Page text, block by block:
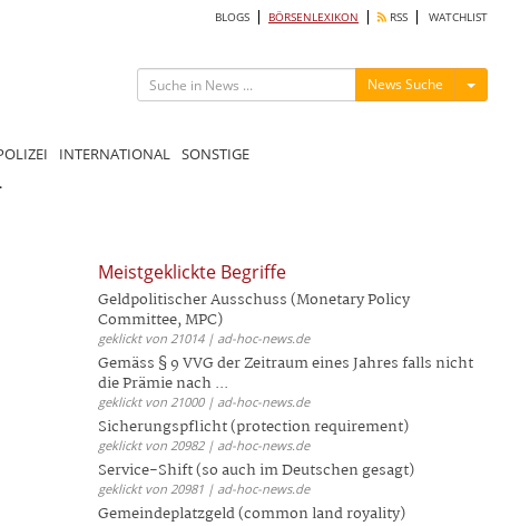
BLOGS BÖRSENLEXIKON RSS WATCHLIST
News Suche
INTERNATIONAL SONSTIGE
Meistgeklickte Begriffe
Geldpolitischer Ausschuss (Monetary Policy
Committee, MPC)
geklickt von 21014 | ad-hoc-news.de
Gemäss § 9 VVG der Zeitraum eines Jahres falls nicht
die Prämie nach ...
geklickt von 21000 | ad-hoc-news.de
Sicherungspflicht (protection requirement)
geklickt von 20982 | ad-hoc-news.de
Service-Shift (so auch im Deutschen gesagt)
geklickt von 20981 | ad-hoc-news.de
Gemeindeplatzgeld (common land royality)